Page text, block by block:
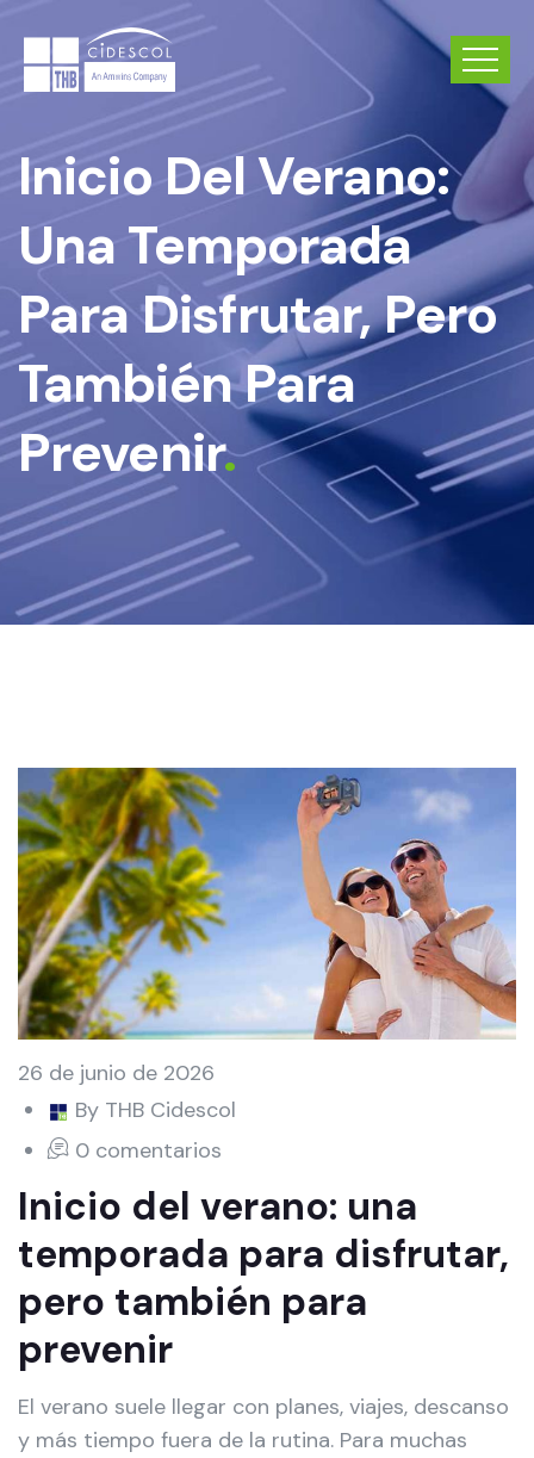
Inicio Del Verano:
Una Temporada
Para Disfrutar, Pero
También Para
Prevenir.
26 de junio de 2026
By THB Cidescol
0 comentarios
Inicio del verano: una
temporada para disfrutar,
pero también para
prevenir
El verano suele llegar con planes, viajes, descanso
y más tiempo fuera de la rutina. Para muchas